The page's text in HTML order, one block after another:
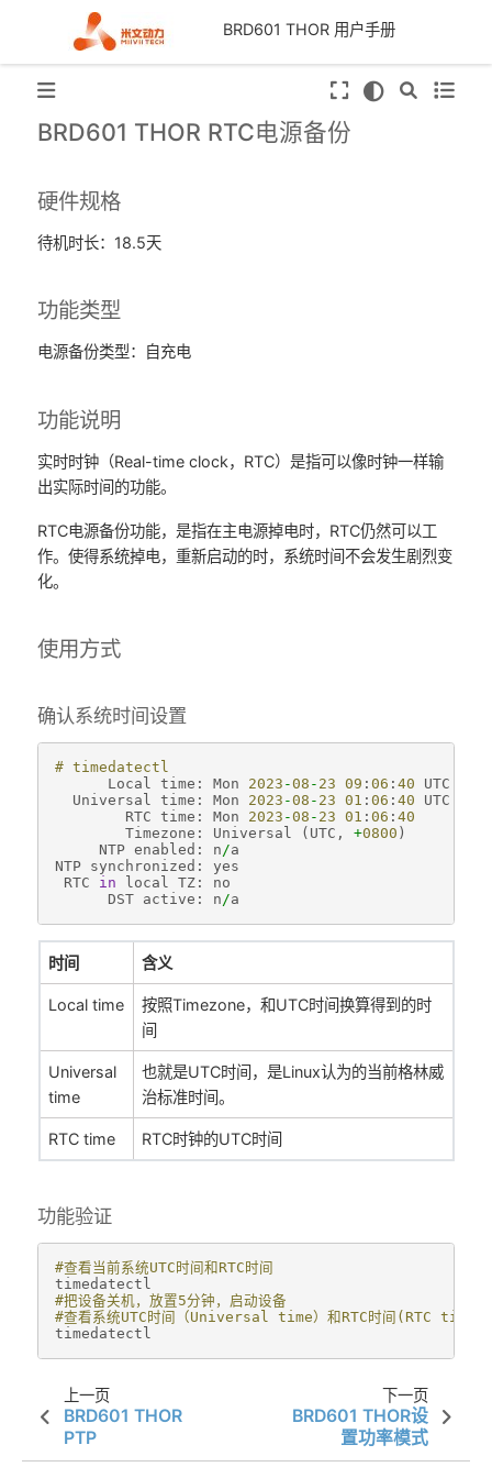
BRD601 THOR 用户手册
BRD601 THOR RTC电源备份
硬件规格
待机时长：18.5天
功能类型
电源备份类型：自充电
功能说明
实时时钟（Real-time clock，RTC）是指可以像时钟一样输
出实际时间的功能。
RTC电源备份功能，是指在主电源掉电时，RTC仍然可以工
作。使得系统掉电，重新启动的时，系统时间不会发生剧烈变
化。
使用方式
确认系统时间设置
# timedatectl
Local time : Mon 2023 -08 - 23 09 : 06 : 40
UTC
Universal time : Mon 2023 -08 - 23 01 : 06 : 40
UTC
RTC time : Mon 2023 -08 - 23 01 : 06 : 40
Timezone : Universal ( UTC , +0800 )
NTP enabled : n/a
NTP
synchronized :
yes
RTC
in local TZ:
no
DST
active : n/a
时间 含义
Local time
按照Timezone，和UTC时间换算得到的时
间
Universal
time
也就是UTC时间，是Linux认为的当前格林威
治标准时间。
RTC time RTC时钟的UTC时间
功能验证
#查看当前系统UTC时间和RTC时间
timedatectl
#把设备关机，放置5分钟，启动设备
#查看系统UTC时间（Universal time）和RTC时间(RTC time)是
timedatectl
上一页
BRD601 THOR
PTP
下一页
BRD601 THOR设
置功率模式